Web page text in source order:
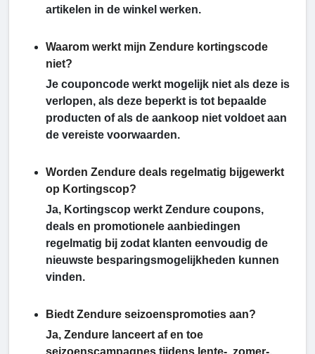
artikelen in de winkel werken.
Waarom werkt mijn Zendure kortingscode
niet?
Je couponcode werkt mogelijk niet als deze is
verlopen, als deze beperkt is tot bepaalde
producten of als de aankoop niet voldoet aan
de vereiste voorwaarden.
Worden Zendure deals regelmatig bijgewerkt
op Kortingscop?
Ja, Kortingscop werkt Zendure coupons,
deals en promotionele aanbiedingen
regelmatig bij zodat klanten eenvoudig de
nieuwste besparingsmogelijkheden kunnen
vinden.
Biedt Zendure seizoenspromoties aan?
Ja, Zendure lanceert af en toe